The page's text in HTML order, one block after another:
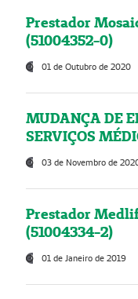
Prestador
(51004352-0)
01 de Outubro de 2020
MUDANÇA DE
SERVIÇOS
03 de Novembro de
Prestador
(51004334-2)
01 de Janeiro de 2019